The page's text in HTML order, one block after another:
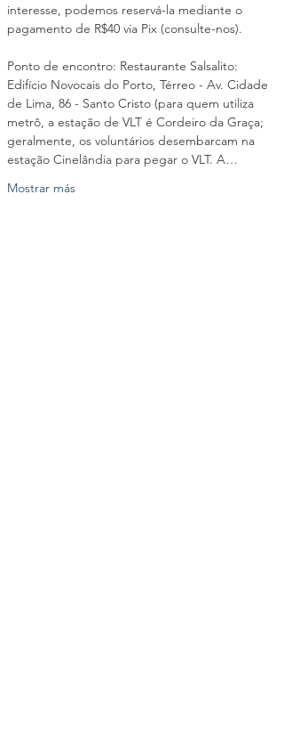
interesse, podemos reservá-la mediante o
pagamento de R$40 via Pix (consulte-nos).
Ponto de encontro: Restaurante Salsalito:
Edifício Novocais do Porto, Térreo - Av. Cidade
de Lima, 86 - Santo Cristo (para quem utiliza
metrô, a estação de VLT é Cordeiro da Graça;
geralmente, os voluntários desembarcam na
estação Cinelândia para pegar o VLT. A…
Mostrar más